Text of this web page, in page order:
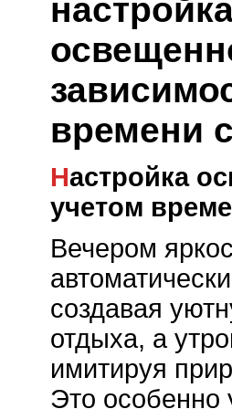
времени
Настройка освещенности с
учетом
Вечером
создавая
отдыха, а
имитируя
Это особенно